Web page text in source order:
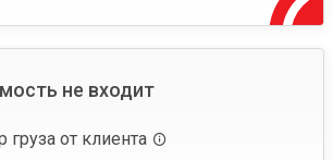
не входит
груза от клиента